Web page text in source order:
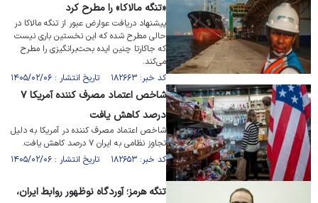
«تنگه مالاکا» را مطرح کرد
پیشنهاد دریافت عوارض عبور از تنگه مالاکا در
حالی مطرح شده که این نخستین باری نیست
که جاکارتا چنین ایده بحث‌برانگیزی را مطرح
می‌کند.
کد خبر: ۱۸۲۶۶۳ تاریخ انتشار : ۱۴۰۵/۰۲/۰۶
شاخص اعتماد مصرف کننده آمریکا ۷
درصد کاهش یافت
شاخص اعتماد مصرف کننده در آمریکا به دلیل
تجاوز نظامی به ایران ۷ درصد کاهش یافت.
کد خبر: ۱۸۲۶۵۳ تاریخ انتشار : ۱۴۰۵/۰۲/۰۶
تنگه هرمز؛ آوردگاه نوظهور روابط ایران،